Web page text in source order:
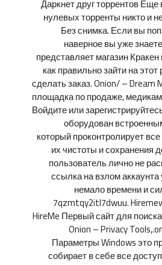
Даркнет друг торрентов
нулевых торренты никто и
Без снимка. Если вы
наверное вы уже
представляет магазин
как правильно зайти на
сделать заказ. Onion/ – Dream
площадка по продаже,
Войдите или
оборудован
который проконтролирует
их чистоты и сохранения
пользователь лично не
ссылка на взлом
немало времени и
7qzmtqy2itl7dwuu.
HireMe Первый сайт для
Onion – Privacy
Параметры Windows это
собирает в себе все